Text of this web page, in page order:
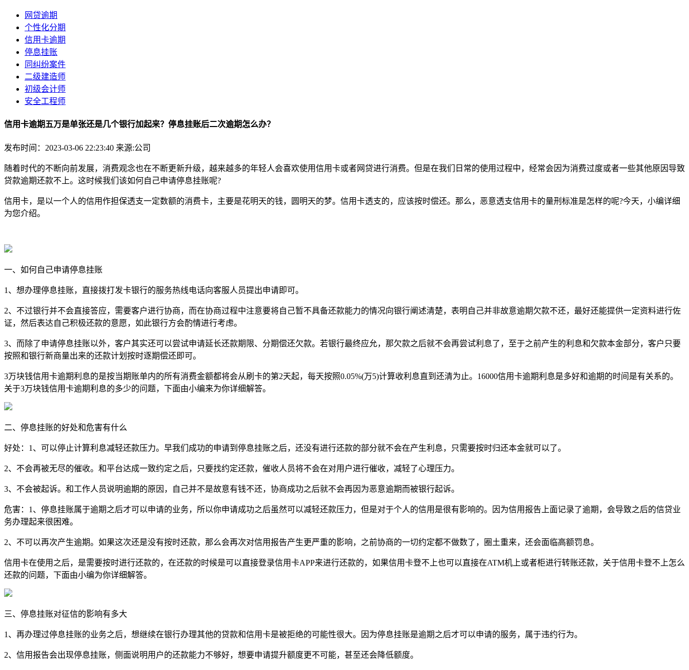
网贷逾期
个性化分期
信用卡逾期
停息挂账
同纠纷案件
二级建造师
初级会计师
安全工程师
信用卡逾期五万是单张还是几个银行加起来？停息挂账后二次逾期怎么办？
发布时间：2023-03-06 22:23:40 来源:公司
随着时代的不断向前发展，消费观念也在不断更新升级，越来越多的年轻人会喜欢使用信用卡或者网贷进行消费。但是在我们日常的使用过程中，经常会因为消费过度或者一些其他原因导致
贷款逾期还款不上。这时候我们该如何自己申请停息挂账呢?
信用卡，是以一个人的信用作担保透支一定数额的消费卡，主要是花明天的钱，圆明天的梦。信用卡透支的，应该按时偿还。那么，恶意透支信用卡的量刑标准是怎样的呢?今天，小编详细
为您介绍。
一、如何自己申请停息挂账
1、想办理停息挂账，直接拨打发卡银行的服务热线电话向客服人员提出申请即可。
2、不过银行并不会直接答应，需要客户进行协商，而在协商过程中注意要将自己暂不具备还款能力的情况向银行阐述清楚，表明自己并非故意逾期欠款不还，最好还能提供一定资料进行佐
证，然后表达自己积极还款的意愿，如此银行方会酌情进行考虑。
3、而除了申请停息挂账以外，客户其实还可以尝试申请延长还款期限、分期偿还欠款。若银行最终应允，那欠款之后就不会再尝试利息了，至于之前产生的利息和欠款本金部分，客户只要
按照和银行新商量出来的还款计划按时逐期偿还即可。
3万块钱信用卡逾期利息的是按当期账单内的所有消费金额都将会从刷卡的第2天起，每天按照0.05%(万5)计算收利息直到还清为止。16000信用卡逾期利息是多好和逾期的时间是有关系的。
关于3万块钱信用卡逾期利息的多少的问题，下面由小编来为你详细解答。
二、停息挂账的好处和危害有什么
好处：1、可以停止计算利息减轻还款压力。早我们成功的申请到停息挂账之后，还没有进行还款的部分就不会在产生利息，只需要按时归还本金就可以了。
2、不会再被无尽的催收。和平台达成一致约定之后，只要找约定还款，催收人员将不会在对用户进行催收，减轻了心理压力。
3、不会被起诉。和工作人员说明逾期的原因，自己并不是故意有钱不还，协商成功之后就不会再因为恶意逾期而被银行起诉。
危害：1、停息挂账属于逾期之后才可以申请的业务，所以你申请成功之后虽然可以减轻还款压力，但是对于个人的信用是很有影响的。因为信用报告上面记录了逾期，会导致之后的信贷业
务办理起来很困难。
2、不可以再次产生逾期。如果这次还是没有按时还款，那么会再次对信用报告产生更严重的影响，之前协商的一切约定都不做数了，圈土重来，还会面临高额罚息。
信用卡在使用之后，是需要按时进行还款的，在还款的时候是可以直接登录信用卡APP来进行还款的，如果信用卡登不上也可以直接在ATM机上或者柜进行转账还款，关于信用卡登不上怎么
还款的问题，下面由小编为你详细解答。
三、停息挂账对征信的影响有多大
1、再办理过停息挂账的业务之后，想继续在银行办理其他的贷款和信用卡是被拒绝的可能性很大。因为停息挂账是逾期之后才可以申请的服务，属于违约行为。
2、信用报告会出现停息挂账，侧面说明用户的还款能力不够好，想要申请提升额度更不可能，甚至还会降低额度。